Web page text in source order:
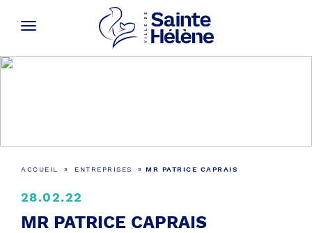
ACCUEIL » ENTREPRISES » MR PATRICE CAPRAIS
28.02.22
MR PATRICE CAPRAIS